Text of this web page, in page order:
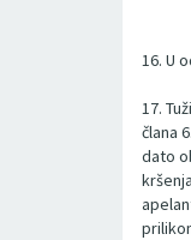
16. U
17.
člana
dato